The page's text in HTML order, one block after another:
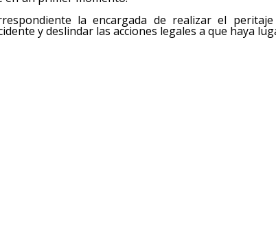
la encargada de realizar el
y deslindar las acciones legales a que haya